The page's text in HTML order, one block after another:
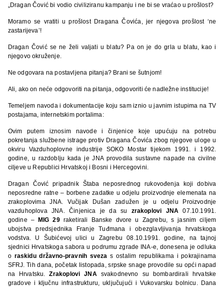
„Dragan Čović bi vodio civiliziranu kampanju i ne bi se vraćao u prošlost?
Moramo se vratiti u prošlost Dragana Čovića, jer njegova prošlost ‘ne
zastarijeva’!
Dragan Čović se ne želi valjati u blatu? Pa on je do grla u blatu, kao i
njegovo okruženje.
Ne odgovara na postavljena pitanja? Brani se šutnjom!
Ali, ako on neće odgovoriti na pitanja, odgovoriti će nadležne institucije!
Temeljem navoda i dokumentacije koju sam iznio u javnim istupima na TV
postajama, internetskim portalima:
Ovim putem iznosim navode i činjenice koje upućuju na potrebu
pokretanja službene istrage protiv Dragana Čovića zbog njegove uloge u
okviru Vazduhoplovne industrije SOKO Mostar tijekom 1991. i 1992.
godine, u razdoblju kada je JNA provodila sustavne napade na civilne
ciljeve u Republici Hrvatskoj i Bosni i Hercegovini.
Dragan Čović pripadnik Štaba neposrednog rukovođenja koji dobiva
neposredne ratne – borbene zadatke u odjelu proizvodnje elemenata na
zrakoplovima JNA. Vučijak Dušan zadužen je u odjelu Proizvodnje
vazduhoplova JNA. Činjenica je da su zrakoplovi JNA 07.10.1991.
godine – MIG 29raketirali Banske dvore u Zagrebu, s jasnim ciljem
ubojstva predsjednika Franje Tuđmana i obezglavljivanja hrvatskoga
vodstva. U Šubićevoj ulici u Zagrebu 08.10.1991. godine, na tajnoj
sjednici Hrvatskoga sabora u podrumu zgrade INA-e, donesena je odluka
o raskidu državno-pravnih sveza s ostalim republikama i pokrajinama
SFRJ. Tih dana, početak listopada, srpske snage provodile su opći napad
na Hrvatsku.Zrakoplovi JNA svakodnevno su bombardirali hrvatske
gradove i ključnu infrastrukturu, uključujući i Vukovarsku bolnicu. Dana